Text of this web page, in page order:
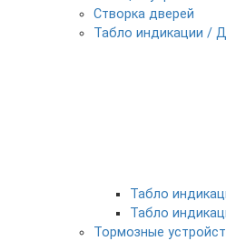
Створка дверей
Табло индикации /
Табло
Табло
Тормозные